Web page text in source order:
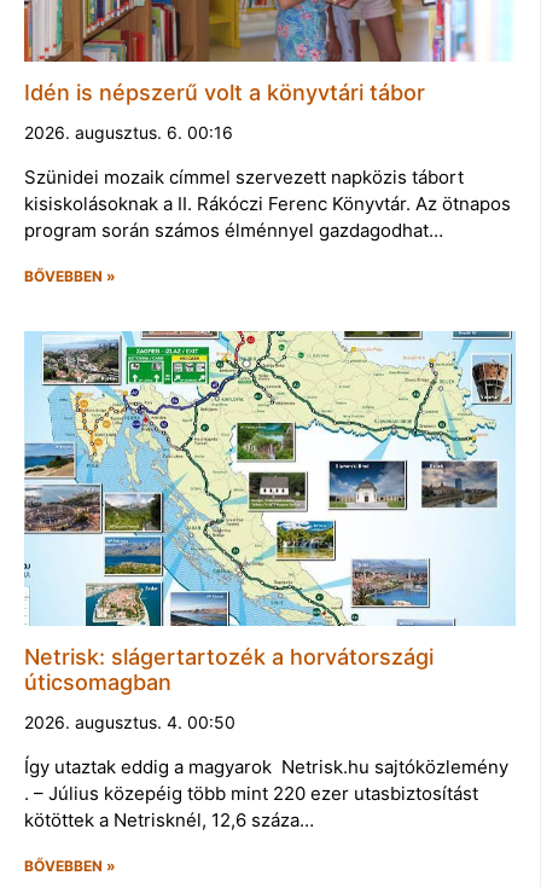
Idén is népszerű volt a könyvtári tábor
2026. augusztus. 6. 00:16
Szünidei mozaik címmel szervezett napközis tábort
kisiskolásoknak a II. Rákóczi Ferenc Könyvtár. Az ötnapos
program során számos élménnyel gazdagodhat…
BŐVEBBEN »
Netrisk: slágertartozék a horvátországi
úticsomagban
2026. augusztus. 4. 00:50
Így utaztak eddig a magyarok Netrisk.hu sajtóközlemény
. – Július közepéig több mint 220 ezer utasbiztosítást
kötöttek a Netrisknél, 12,6 száza…
BŐVEBBEN »